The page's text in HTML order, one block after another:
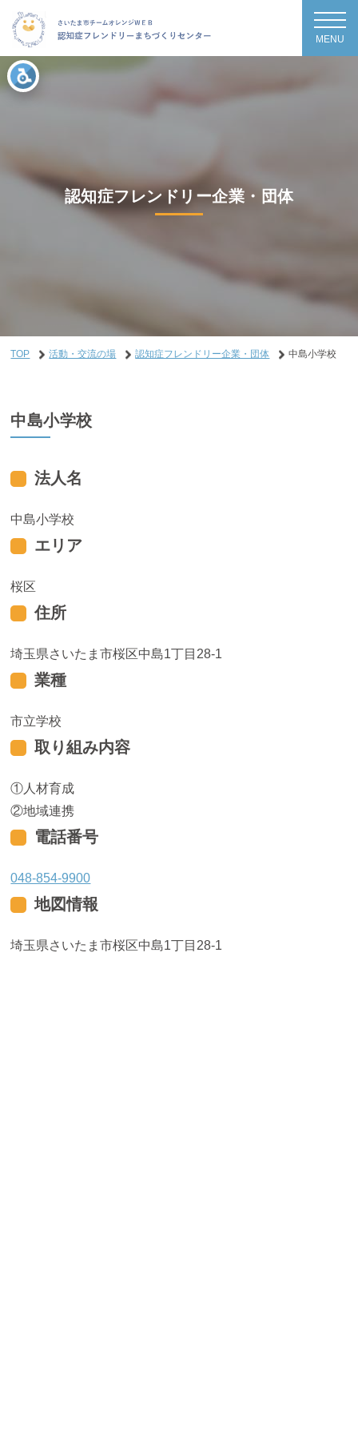
MENU
認知症フレンドリー企業・団体
TOP 活動・交流の場 認知症フレンドリー企業・団体 中島小学校
中島小学校
法人名
中島小学校
エリア
桜区
住所
埼玉県さいたま市桜区中島1丁目28-1
業種
市立学校
取り組み内容
人材育成
地域連携
電話番号
048-854-9900
地図情報
埼玉県さいたま市桜区中島1丁目28-1